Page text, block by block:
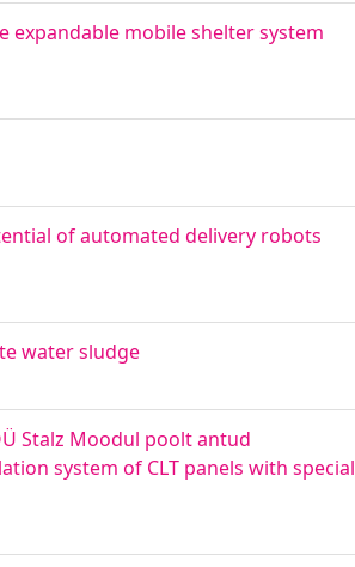
mobile shelter system
of automated delivery robots
water sludge
Stalz Moodul poolt antud
system of CLT panels with special